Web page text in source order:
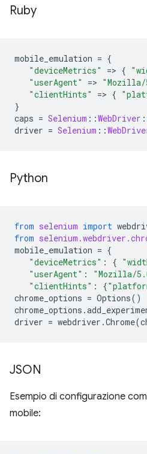
Ruby
mobile_emulation = {
"deviceMetrics"
=> {
"userAgent"
=> "Mozilla/
"clientHints"
=> {
}
caps = Selenium ::WebDriver
driver = Selenium ::
Python
from selenium import
from
mobile_emulation = {
"deviceMetrics" : {
"userAgent" :
"Mozilla/
"clientHints" : {
chrome_options = Options()
chrome_options .
driver = webdriver .Chrome(
JSON
Esempio di configurazione
mobile: